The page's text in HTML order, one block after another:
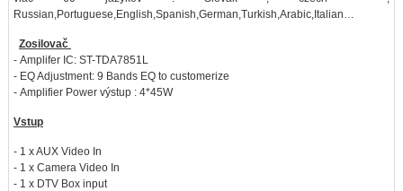
Russian,Portuguese,English,Spanish,German,Turkish,Arabic,Italian…
Zosilovač
- Amplifer IC: ST-TDA7851L
- EQ Adjustment: 9 Bands EQ to customerize
- Amplifier Power výstup : 4*45W
Vstup
- 1 x AUX Video In
- 1 x Camera Video In
- 1 x DTV Box input